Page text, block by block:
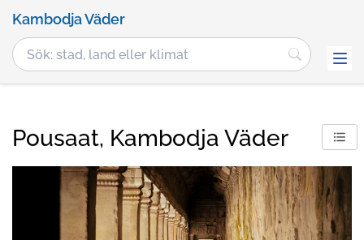
Kambodja Väder
Pousaat, Kambodja Väder